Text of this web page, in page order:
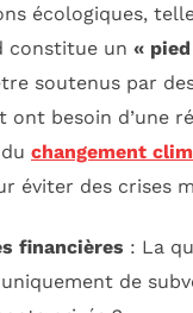
écologiques,
constitue un «
soutenus par
ont besoin d’une
changement
éviter des crises
financières : La
uniquement de